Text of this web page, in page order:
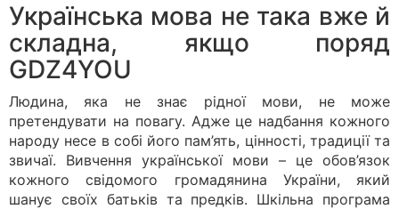
Українська мова не така вже й
складна, якщо поряд
GDZ4YOU
Людина, яка не знає рідної мови, не може
претендувати на повагу. Адже це надбання кожного
народу несе в собі його пам’ять, цінності, традиції та
звичаї. Вивчення української мови – це обов’язок
кожного свідомого громадянина України, який
шанує своїх батьків та предків. Шкільна програма